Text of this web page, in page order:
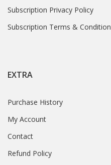
Subscription Privacy Policy
Subscription Terms & Condition
EXTRA
Purchase History
My Account
Contact
Refund Policy